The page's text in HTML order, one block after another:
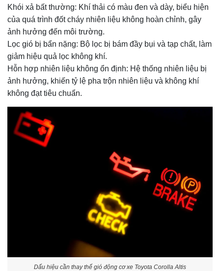
Khói xả bất thường: Khí thải có màu đen và dày, biểu hiện
của quá trình đốt cháy nhiên liệu không hoàn chỉnh, gây
ảnh hưởng đến môi trường.
Lọc gió bị bẩn nặng: Bộ lọc bị bám đầy bụi và tạp chất, làm
giảm hiệu quả lọc không khí.
Hỗn hợp nhiên liệu không ổn định: Hệ thống nhiên liệu bị
ảnh hưởng, khiến tỷ lệ pha trộn nhiên liệu và không khí
không đạt tiêu chuẩn.
Dấu hiệu cần thay thế gió động cơ xe Toyota Corolla Altis